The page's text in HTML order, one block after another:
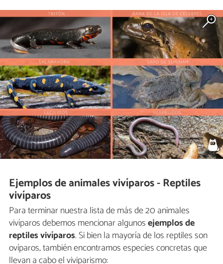
Ejemplos de animales vivíparos - Reptiles
vivíparos
Para terminar nuestra lista de más de 20 animales
vivíparos debemos mencionar algunosejemplos de
reptiles vivíparos. Si bien la mayoría de los reptiles son
ovíparos, también encontramos especies concretas que
llevan a cabo el viviparismo: